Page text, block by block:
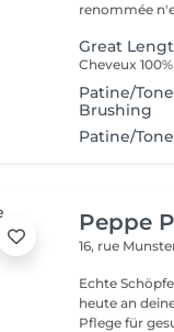
renommée
Great
Cheveux
Patine/
Brushing
Patine/
Peppe
16, rue
Echte
heute an
Pflege für